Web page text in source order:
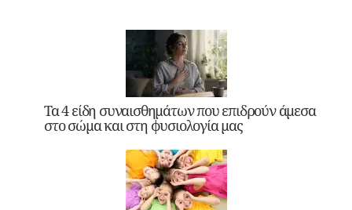
Τα 4 είδη συναισθημάτων που επιδρούν άμεσα
στο σώμα και στη φυσιολογία μας